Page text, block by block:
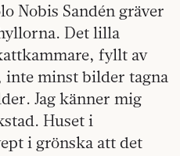
Nobis Sandén gräver
Det lilla
fyllt av
minst bilder tagna
Jag känner mig
Huset i
i grönska att det